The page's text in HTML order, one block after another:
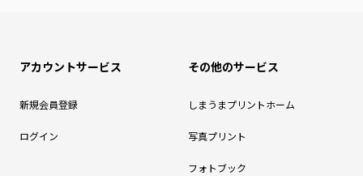
アカウントサービス
新規会員登録
ログイン
その他のサービス
しまうまプリントホーム
写真プリント
フォトブック